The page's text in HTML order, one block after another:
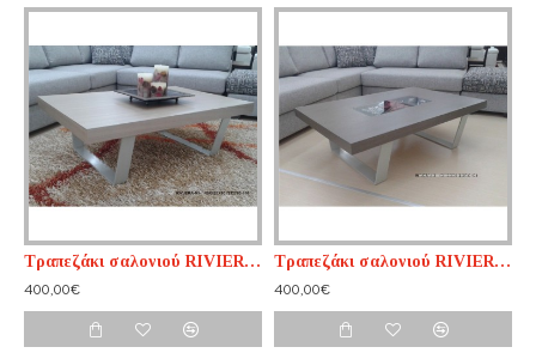
Τραπεζάκι σαλονιού RIVIERA n1
400,00€
Τραπεζάκι σαλονιού RIVIERA n2
400,00€